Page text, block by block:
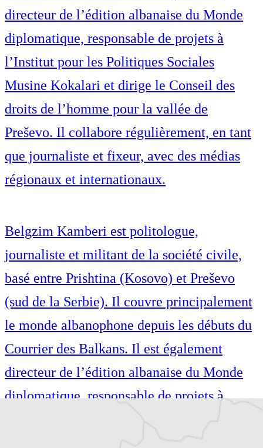
directeur de l’édition albanaise du Monde
diplomatique, responsable de projets à
l’Institut pour les Politiques Sociales
Musine Kokalari et dirige le Conseil des
droits de l’homme pour la vallée de
Preševo. Il collabore régulièrement, en tant
que journaliste et fixeur, avec des médias
régionaux et internationaux.
Belgzim Kamberi est politologue,
journaliste et militant de la société civile,
basé entre Prishtina (Kosovo) et Preševo
(sud de la Serbie). Il couvre principalement
le monde albanophone depuis les débuts du
Courrier des Balkans. Il est également
directeur de l’édition albanaise du Monde
diplomatique, responsable de projets à